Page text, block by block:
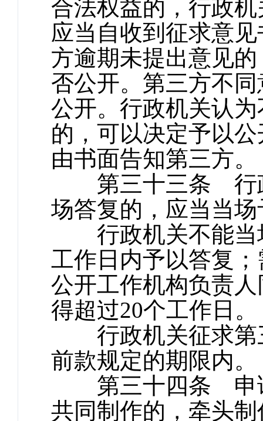
合法权益的，行政
应当自收到征求意
方逾期未提出意见
否公开。第三方不
公开。行政机关认
的，可以决定予以
由书面告知第三方。
第三十三条 行政
场答复的，应当当
行政机关不能当
工作日内予以答复
公开工作机构负责
得超过20个工作日。
行政机关征求第
前款规定的期限内。
第三十四条 申请
共同制作的，牵头